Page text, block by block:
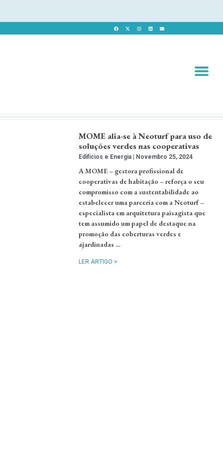
MOME alia-se à Neoturf para uso de
soluções verdes nas cooperativas
Edifícios e Energia Novembro 25, 2024
A MOME – gestora profissional de
cooperativas de habitação – reforça o seu
compromisso com a sustentabilidade ao
estabelecer uma parceria com a Neoturf –
especialista em arquitetura paisagista que
tem assumido um papel de destaque na
promoção das coberturas verdes e
ajardinadas …
LER ARTIGO >